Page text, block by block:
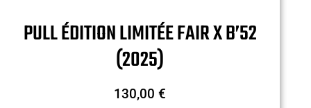
PULL ÉDITION LIMITÉE FAIR X B’52
(2025)
130,00€